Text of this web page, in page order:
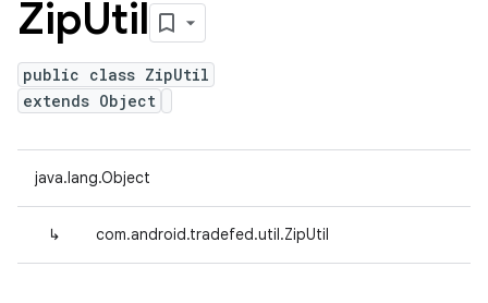
ZipUtil
public class ZipUtil
extends Object
java.lang.Object
↳ com.android.tradefed.util.ZipUtil